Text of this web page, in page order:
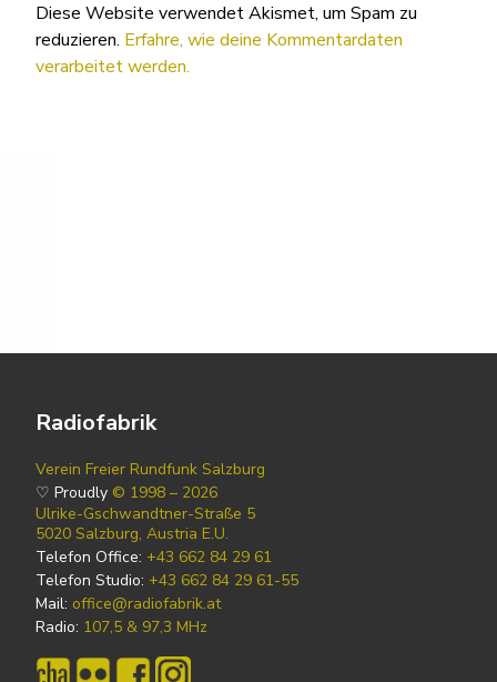
Diese Website verwendet Akismet, um Spam zu
reduzieren. Erfahre, wie deine Kommentardaten
verarbeitet werden.
Radiofabrik
Verein Freier Rundfunk Salzburg
♡ Proudly © 1998 – 2026
Ulrike-Gschwandtner-Straße 5
5020 Salzburg, Austria E.U.
Telefon Office: +43 662 84 29 61
Telefon Studio: +43 662 84 29 61-55
Mail: office@radiofabrik.at
Radio: 107,5 & 97,3 MHz